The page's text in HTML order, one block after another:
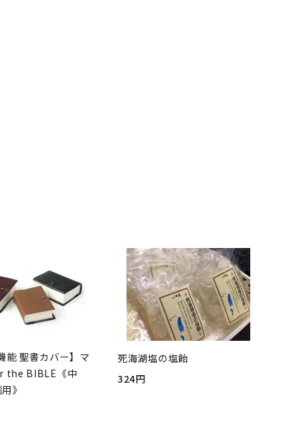
能 聖書カバー】マ
the BIBLE《中
》
死海湖塩の塩飴
324円